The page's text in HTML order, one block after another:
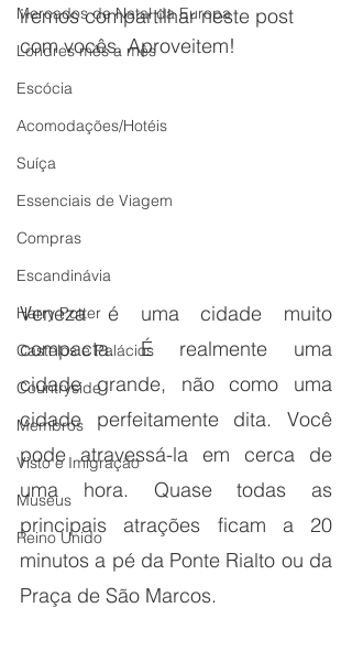
Mercados de Natal da Europa
Londres mês a mês
Escócia
Acomodações/Hotéis
Suíça
Essenciais de Viagem
Compras
Escandinávia
Harry Potter
Castelos e Palácios
Countryside
Membros
Visto e Imigração
Museus
Reino Unido
iremos compartilhar neste post
com vocês. Aproveitem!
Veneza é uma cidade muito
compacta. É realmente uma
cidade grande, não como uma
cidade perfeitamente dita. Você
pode atravessá-la em cerca de
uma hora. Quase todas as
principais atrações ficam a 20
minutos a pé da Ponte Rialto ou da
Praça de São Marcos.